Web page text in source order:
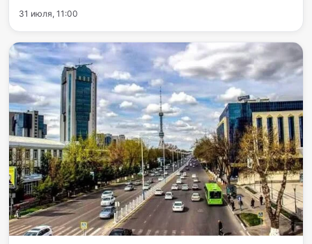
отрасли. В руководство каждого штаба вошли ключевые
31 июля, 11:00